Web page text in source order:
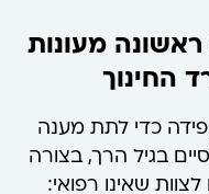
מעונות
החינוך
כדי לתת מענה
בגיל הרך, בצורה
שאינו רפואי: